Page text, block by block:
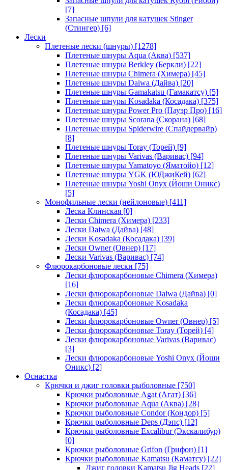
[7]
Запасные шпули для катушек Stinger
(Стингер) [6]
Лески
Плетеные лески (шнуры) [1278]
Плетеные шнуры Aqua (Аква) [537]
Плетеные шнуры Berkley (Беркли) [22]
Плетеные шнуры Chimera (Химера) [45]
Плетеные шнуры Daiwa (Дайва) [20]
Плетеные шнуры Gamakatsu (Гамакатсу) [5]
Плетеные шнуры Kosadaka (Косадака) [375]
Плетеные шнуры Power Pro (Пауэр Про) [16]
Плетеные шнуры Scorana (Скорана) [68]
Плетеные шнуры Spiderwire (Спайдервайр)
[8]
Плетеные шнуры Toray (Торей) [9]
Плетеные шнуры Varivas (Варивас) [94]
Плетеные шнуры Yamatoyo (Яматойо) [12]
Плетеные шнуры YGK (ЮДжиКей) [62]
Плетеные шнуры Yoshi Onyx (Йоши Оникс)
[5]
Монофильные лески (нейлоновые) [411]
Леска Клинская [0]
Лески Chimera (Химера) [233]
Лески Daiwa (Дайва) [48]
Лески Kosadaka (Косадака) [39]
Лески Owner (Овнер) [17]
Лески Varivas (Варивас) [74]
Флюрокарбоновые лески [75]
Лески флюрокарбоновые Chimera (Химера)
[16]
Лески флюрокарбоновые Daiwa (Дайва) [0]
Лески флюрокарбоновые Kosadaka
(Косадака) [45]
Лески флюрокарбоновые Owner (Овнер) [5]
Лески флюрокарбоновые Toray (Торей) [4]
Лески флюрокарбоновые Varivas (Варивас)
[3]
Лески флюрокарбоновые Yoshi Onyx (Йоши
Оникс) [2]
Оснастка
Крючки и джиг головки рыболовные [750]
Крючки рыболовные Agat (Агат) [36]
Крючки рыболовные Aqua (Аква) [28]
Крючки рыболовные Condor (Кондор) [5]
Крючки рыболовные Deps (Дэпс) [12]
Крючки рыболовные Excalibur (Экскалибур)
[0]
Крючки рыболовные Grifon (Грифон) [1]
Крючки рыболовные Kamatsu (Каматсу) [22]
Джиг головки Kamatsu Jig Heads [22]